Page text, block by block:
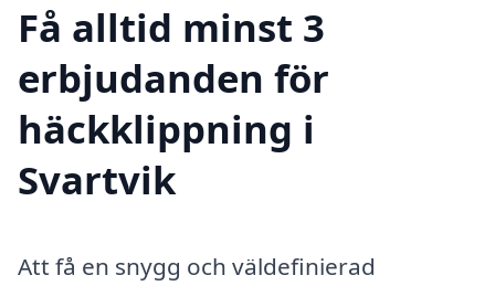
Få alltid minst 3
erbjudanden för
häckklippning i
Svartvik
Att få en snygg och väldefinierad